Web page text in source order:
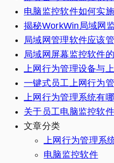
电脑监控软件如何实
揭秘WorkWin局域网
局域网管理软件应该
局域网屏幕监控软件
上网行为管理设备与
一键式员工上网行为
上网行为管理系统有
关于员工电脑监控软
文章分类
上网行为管理系
电脑监控软件